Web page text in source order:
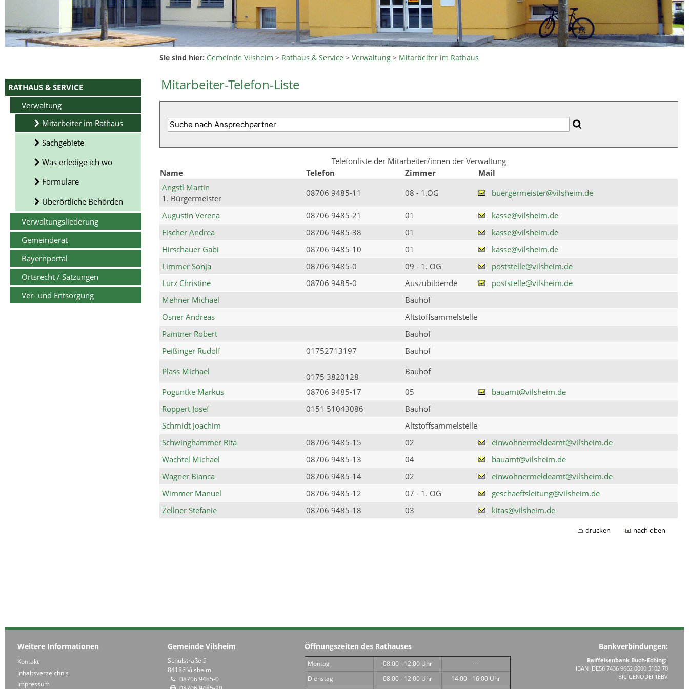
RATHAUS & SERVICE
Verwaltung
Mitarbeiter im Rathaus
Sachgebiete
Was erledige ich wo
Formulare
Überörtliche Behörden
Verwaltungsliederung
Gemeinderat
Bayernportal
Ortsrecht / Satzungen
Ver- und Entsorgung
Sie sind hier: Gemeinde Vilsheim > Rathaus & Service >Verwaltung > Mitarbeiter im Rathaus
Mitarbeiter-Telefon-Liste
Telefonliste der Mitarbeiter/innen der Verwaltung
Name
Telefon Zimmer
Mail
Angstl Martin
1. Bürgermeister
08706 9485-11 08 - 1.OG buergermeister@vilsheim.de
Augustin Verena 08706 9485-21 01
kasse@vilsheim.de
Fischer Andrea
08706 9485-38 01
kasse@vilsheim.de
Hirschauer Gabi
08706 9485-10 01
kasse@vilsheim.de
Limmer Sonja
08706 9485-0 09 - 1. OG
poststelle@vilsheim.de
Lurz Christine
08706 9485-0 Auszubildende
poststelle@vilsheim.de
Mehner Michael
Bauhof
Osner Andreas
Altstoffsammelstelle
Paintner Robert
Bauhof
Peißinger Rudolf
01752713197
Bauhof
Plass Michael
0175 3820128
Bauhof
Poguntke Markus
08706 9485-17 05
bauamt@vilsheim.de
Roppert Josef
0151 51043086
Bauhof
Schmidt Joachim
Altstoffsammelstelle
Schwinghammer Rita
08706 9485-15 02
einwohnermeldeamt@vilsheim.de
Wachtel Michael
08706 9485-13 04
bauamt@vilsheim.de
Wagner Bianca
08706 9485-14 02
einwohnermeldeamt@vilsheim.de
Wimmer Manuel
08706 9485-12 07 - 1. OG
geschaeftsleitung@vilsheim.de
Zellner Stefanie
08706 9485-18 03 kitas@vilsheim.de
drucken nach oben
Weitere Informationen
Kontakt
Inhaltsverzeichnis
Impressum
Gemeinde Vilsheim
Schulstraße 5
84186 Vilsheim
08706 9485-0
Öffnungszeiten des Rathauses
Montag 08:00 - 12:00 Uhr
---
Dienstag
08:00 - 12:00 Uhr
14:00 - 16:00 Uhr
Bankverbindungen:
Raiffeisenbank Buch-Eching:
IBAN DE56 7436 9662 0000 5102 70
BIC GENODEF1EBV